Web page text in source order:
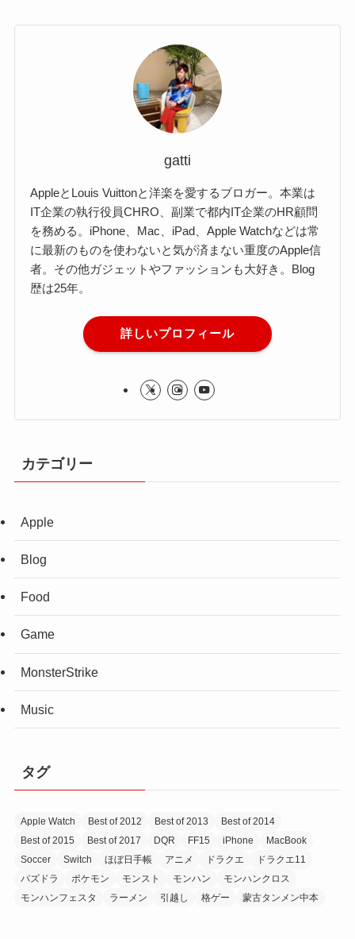
gatti
AppleとLouis Vuittonと洋楽を愛するブロガー。本業は
IT企業の執行役員CHRO、副業で都内IT企業のHR顧問
を務める。iPhone、Mac、iPad、Apple Watchなどは常
に最新のものを使わないと気が済まない重度のApple信
者。その他ガジェットやファッションも大好き。Blog
歴は25年。
詳しいプロフィール
カテゴリー
Apple
Blog
Food
Game
MonsterStrike
Music
タグ
Apple Watch Best of 2012 Best of 2013
Best of 2014
Best of 2015
Best of 2017 DQR FF15 iPhone
MacBook
Soccer
Switch ほぼ日手帳 アニメ ドラクエ
ドラクエ11
パズドラ
ポケモン モンスト モンハン
モンハンクロス
モンハンフェスタ
ラーメン 引越し 格ゲー 蒙古タンメン中本